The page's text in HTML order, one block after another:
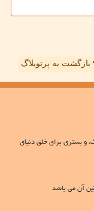
بازگشت به پرتوبلاگ
و بستری برای خلق دنیای